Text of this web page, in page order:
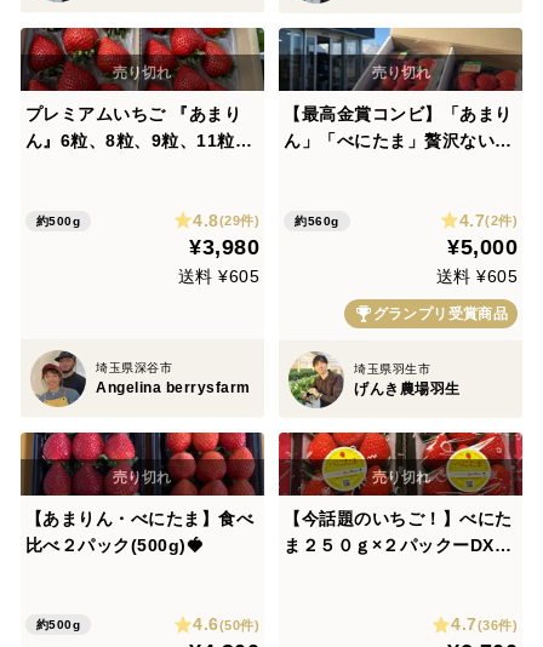
プレミアムいちご 『あまり
ん』6粒、8粒、9粒、11粒、
約500g 4.8(29件)
¥3,980
送料 ¥605
埼玉県深谷市
Angelina berrysfarm
【最高金賞コンビ】「あまり
ん」「べにたま」贅沢ないち
約560g 4.7(2件)
¥5,000
送料 ¥605
グランプリ受賞商品
埼玉県羽生市
げんき農場羽生
【あまりん・べにたま】食べ
比べ２パック(500g)🍓
約500g 4.6(50件)
【今話題のいちご！】べにた
ま２５０ｇ×２パックーDXパ
4.7(36件)